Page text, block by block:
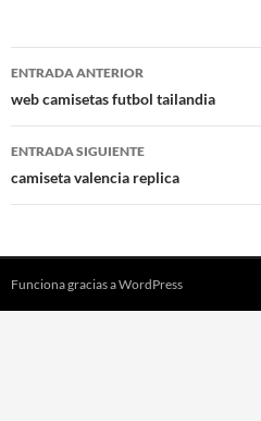
Navegación
de
entradas
ENTRADA ANTERIOR
web camisetas futbol tailandia
ENTRADA SIGUIENTE
camiseta valencia replica
Funciona gracias a WordPress